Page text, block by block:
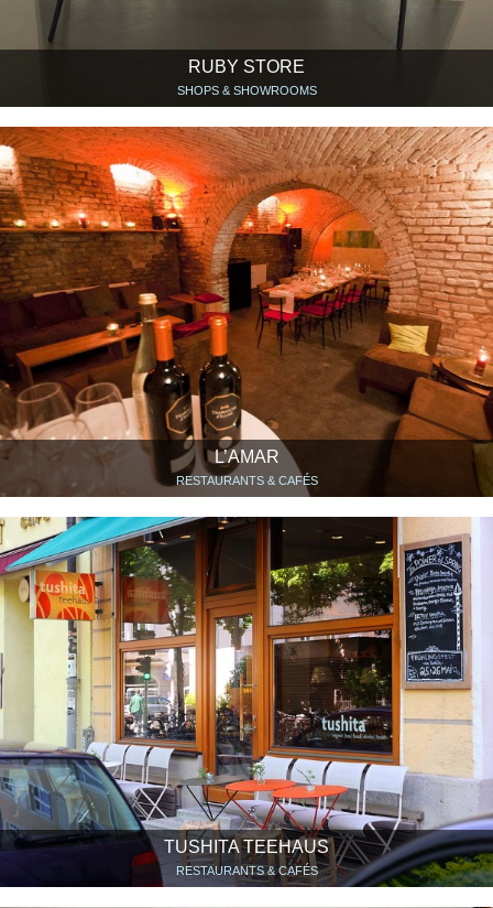
RUBY STORE
SHOPS & SHOWROOMS
L’AMAR
RESTAURANTS & CAFÉS
TUSHITA TEEHAUS
RESTAURANTS & CAFÉS